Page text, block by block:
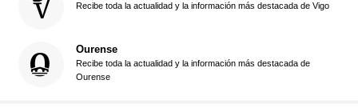
Recibe toda la actualidad y la información más destacada de Vigo
Ourense
Recibe toda la actualidad y la información más destacada de
Ourense